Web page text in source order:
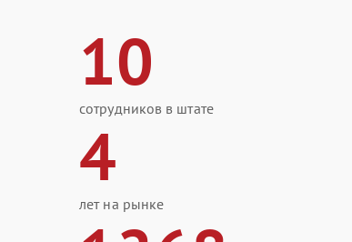
10
сотрудников в штате
4
лет на рынке